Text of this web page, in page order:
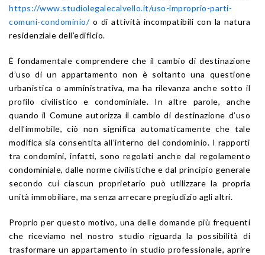
https://www.studiolegalecalvello.it/uso-improprio-parti-
comuni-condominio/o di attività incompatibili con la natura
residenziale dell’edificio.
È fondamentale comprendere che il cambio di destinazione
d’uso di un appartamento non è soltanto una questione
urbanistica o amministrativa, ma ha rilevanza anche sotto il
profilo civilistico e condominiale. In altre parole, anche
quando il Comune autorizza il cambio di destinazione d’uso
dell’immobile, ciò non significa automaticamente che tale
modifica sia consentita all’interno del condominio. I rapporti
tra condomini, infatti, sono regolati anche dal regolamento
condominiale, dalle norme civilistiche e dal principio generale
secondo cui ciascun proprietario può utilizzare la propria
unità immobiliare, ma senza arrecare pregiudizio agli altri.
Proprio per questo motivo, una delle domande più frequenti
che riceviamo nel nostro studio riguarda la possibilità di
trasformare un appartamento in studio professionale, aprire